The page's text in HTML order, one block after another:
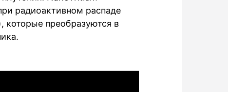
радиоактивном распаде
которые преобразуются в